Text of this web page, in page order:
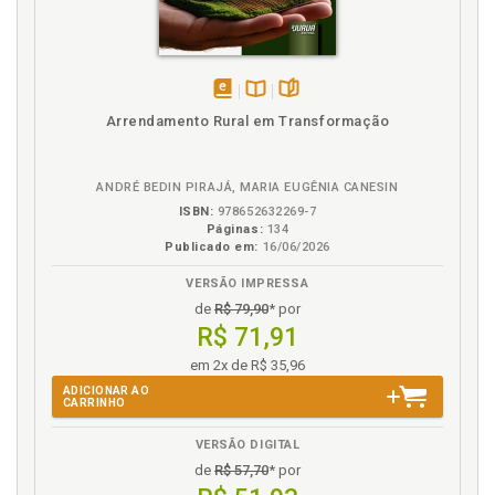
Lei de Registros Públicos, p. 25
Lei de Terras. Fase Imperial, p. 17
Normativa 02/14 MMA. Anexo II, p. 111
Lista de siglas, p. 11
Novo Código Civil, p. 27
Posse e propriedade rural no Brasil, p. 28
PRA. Programa de Regularização Ambiental - PRA,
Primeiro Código Civil, p. 21
disponível
Disponível
páginas
Arrendamento Rural em Transformação
ANDRÉ BEDIN PIRAJÁ, MARIA EUGÊNIA CANESIN
ISBN: 978652632269-7
Páginas: 134
Publicado em: 16/06/2026
VERSÃO IMPRESSA
de R$ 79,90* por
R$ 71,91
em 2x de R$ 35,96
ADICIONAR AO
CARRINHO
VERSÃO DIGITAL
de R$ 57,70* por